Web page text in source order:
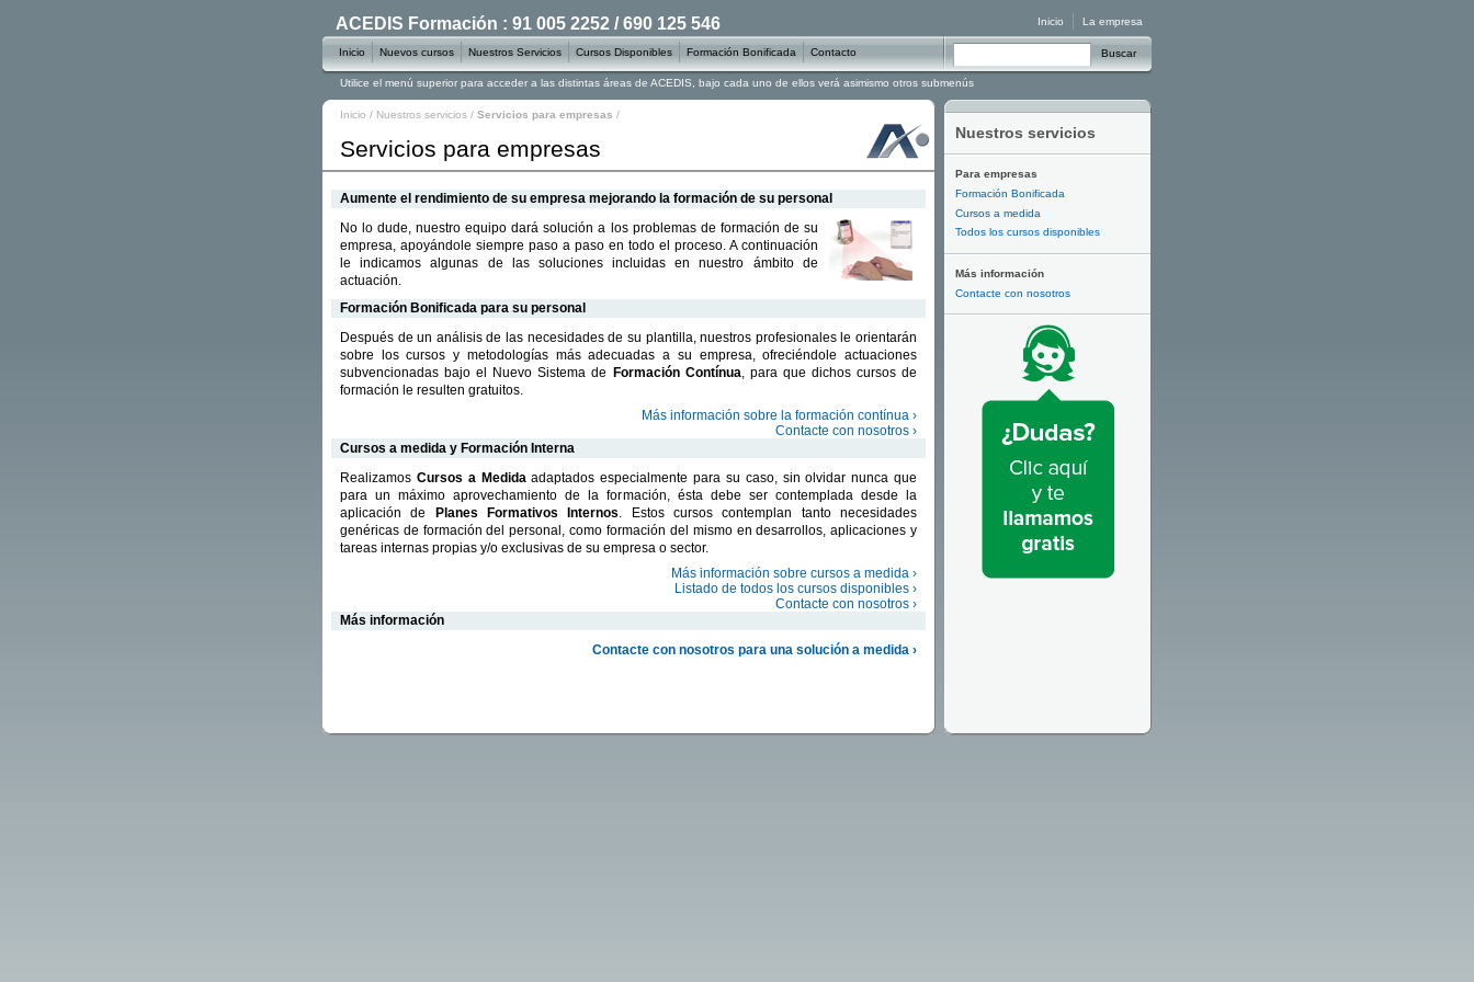
Inicio / Nuestros servicios / Servicios para empresas /
Servicios para empresas
Aumente el rendimiento de su empresa mejorando la formación de su personal
No lo dude, nuestro equipo dará solución a los problemas de formación de su
empresa, apoyándole siempre paso a paso en todo el proceso. A continuación
le indicamos algunas de las soluciones incluidas en nuestro ámbito de
actuación.
Formación Bonificada para su personal
Después de un análisis de las necesidades de su plantilla, nuestros profesionales le orientarán
sobre los cursos y metodologías más adecuadas a su empresa, ofreciéndole actuaciones
subvencionadas bajo el Nuevo Sistema de
Formación Contínua, para que dichos cursos de
formación le resulten gratuitos.
Más información sobre la formación contínua ›
Contacte con nosotros ›
Cursos a medida y Formación Interna
Realizamos Cursos a Medidaadaptados especialmente para su caso, sin olvidar nunca que
para un máximo aprovechamiento de la formación, ésta debe ser contemplada desde la
aplicación de
Planes Formativos Internos. Estos cursos contemplan tanto necesidades
genéricas de formación del personal, como formación del mismo en desarrollos, aplicaciones y
tareas internas propias y/o exclusivas de su empresa o sector.
Más información sobre cursos a medida ›
Listado de todos los cursos disponibles ›
Contacte con nosotros ›
Más información
Contacte con nosotros para una solución a medida ›
Nuestros servicios
Para empresas
Formación Bonificada
Cursos a medida
Todos los cursos disponibles
Más información
Contacte con nosotros
ACEDIS Formación : 91 005 2252 / 690 125 546 La empresa
Inicio
Inicio Nuevos cursos Nuestros Servicios Cursos Disponibles Formación Bonificada Contacto Buscar
Utilice el menú superior para acceder a las distintas áreas de ACEDIS, bajo cada uno de ellos verá asimismo otros submenús